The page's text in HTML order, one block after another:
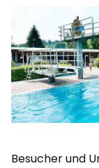
Besucher und